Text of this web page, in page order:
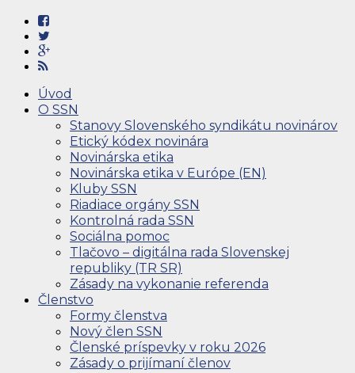
Úvod
O SSN
Stanovy Slovenského syndikátu novinárov
Etický kódex novinára
Novinárska etika
Novinárska etika v Európe (EN)
Kluby SSN
Riadiace orgány SSN
Kontrolná rada SSN
Sociálna pomoc
Tlačovo – digitálna rada Slovenskej
republiky (TR SR)
Zásady na vykonanie referenda
Členstvo
Formy členstva
Nový člen SSN
Členské príspevky v roku 2026
Zásady o prijímaní členov